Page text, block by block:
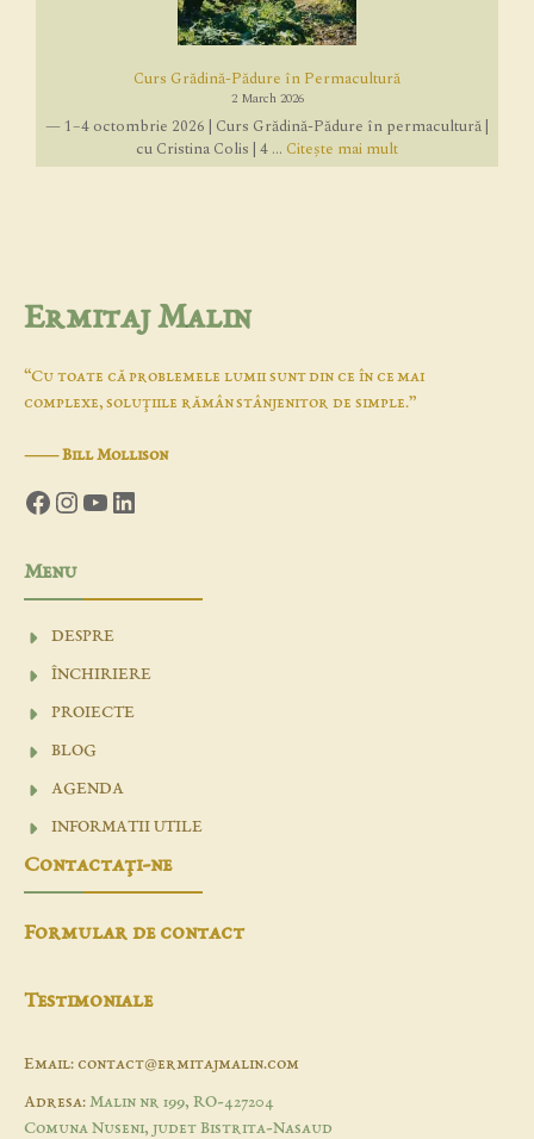
Curs Grădină-Pădure în Permacultură
2 March 2026
— 1–4 octombrie 2026 | Curs Grădină-Pădure în permacultură |
cu Cristina Colis | 4 ... Citește mai mult
Ermitaj Malin
“Cu toate că problemele lumii sunt din ce în ce mai
complexe, soluţiile rămân stânjenitor de simple.”
―Bill Mollison
Facebook
Instagram
YouTube
LinkedIn
Menu
DESPRE
ÎNCHIRIERE
PROIECTE
BLOG
AGENDA
INFORMATII UTILE
Contactaţi-ne
Formular de contact
Testimoniale
Email: contact@ermitajmalin.com
Adresa: Malin nr 199, RO-427204
Comuna Nuseni, judet Bistrita-Nasaud